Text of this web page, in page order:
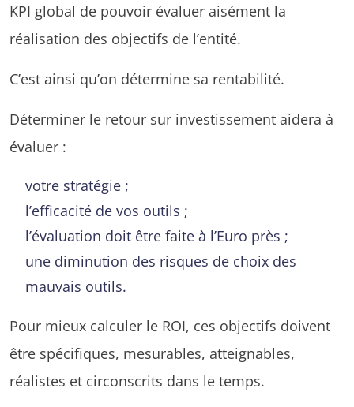
KPI global de pouvoir évaluer aisément la
réalisation des objectifs de l’entité.
C’est ainsi qu’on détermine sa rentabilité.
Déterminer le retour sur investissement aidera à
évaluer :
votre stratégie ;
l’efficacité de vos outils ;
l’évaluation doit être faite à l’Euro près ;
une diminution des risques de choix des
mauvais outils.
Pour mieux calculer le ROI, ces objectifs doivent
être spécifiques, mesurables, atteignables,
réalistes et circonscrits dans le temps.